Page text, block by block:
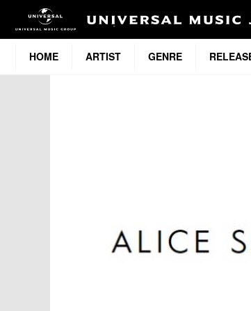
HOME ARTIST GENRE